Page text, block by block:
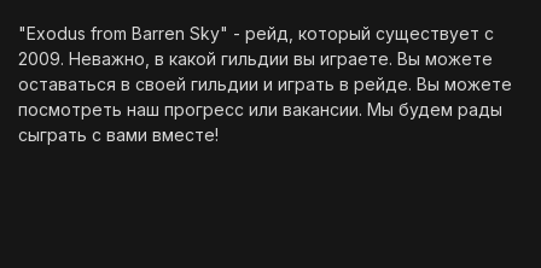
"Exodus from Barren Sky" - рейд, который существует с
2009. Неважно, в какой гильдии вы играете. Вы можете
оставаться в своей гильдии и играть в рейде. Вы можете
посмотреть наш прогресс или вакансии. Мы будем рады
сыграть с вами вместе!